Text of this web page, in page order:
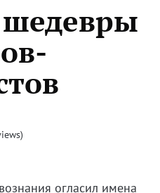
огласил имена